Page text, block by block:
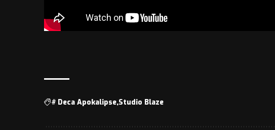
# Deca Apokalipse Studio Blaze